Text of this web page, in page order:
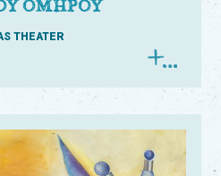
ΟΜΗΡΟΥ
THEATER